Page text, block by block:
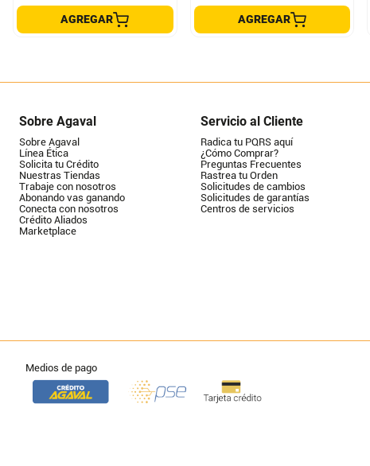
AGREGAR AGREGAR
Sobre Agaval
Sobre Agaval
Línea Ética
Solicita tu Crédito
Nuestras Tiendas
Trabaje con nosotros
Abonando vas ganando
Conecta con nosotros
Crédito Aliados
Marketplace
Servicio al Cliente
Radica tu PQRS aquí
¿Cómo Comprar?
Preguntas Frecuentes
Rastrea tu Orden
Solicitudes de cambios
Solicitudes de garantías
Centros de servicios
Medios de pago